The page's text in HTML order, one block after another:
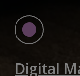
Digital